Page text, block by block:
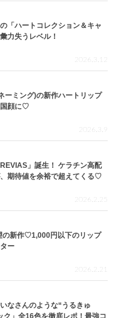
「ハートコレクション＆キャ
力失うレベル！
2026.3.12
ーミング)の新作ハートリップ
国顔に♡
2026.3.9
」誕生！ ケラチン高配
期待値を余裕で超えてくる♡
2026.2.25
の新作♡1,000円以下のリップ
ー
2026.2.21
なさんのような“うるきゅ
」全16色を徹底レポ！最強コ